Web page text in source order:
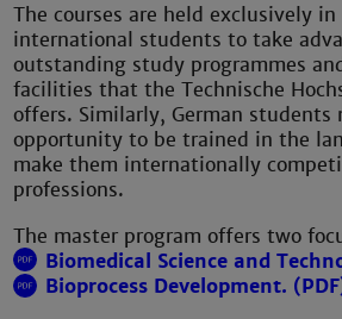
The courses are held exclusively
international students to take
outstanding study programmes
facilities that the Technische
offers. Similarly, German students
opportunity to be trained in the
make them internationally
professions.
The master program offers two
Biomedical Science and
Bioprocess Development.